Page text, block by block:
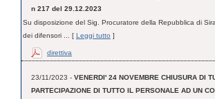
n 217 del 29.12.2023
Su disposizione del Sig. Procuratore della Repubblica di
dei difensori ... [ Leggi tutto ]
direttiva
23/11/2023 - VENERDI' 24 NOVEMBRE CHIUSURA DI
PARTECIPAZIONE DI TUTTO IL PERSONALE AD UN